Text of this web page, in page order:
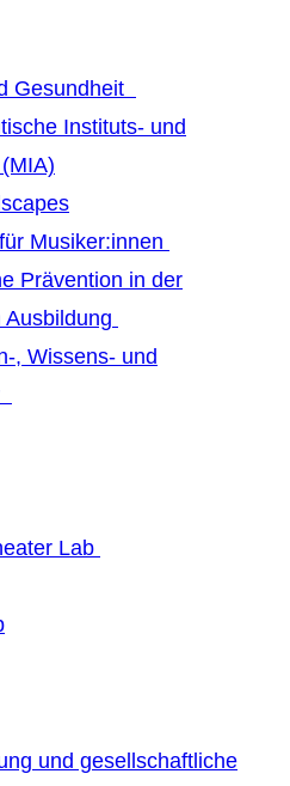
Gesundheit
Instituts- und
Musiker:innen
Prävention in der
Ausbildung
, Wissens- und
Lab
und gesellschaftliche